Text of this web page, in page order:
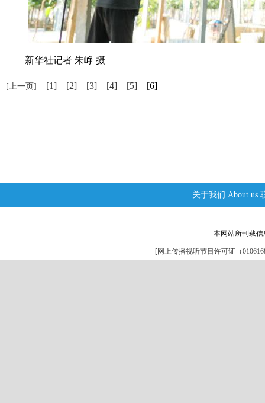
新华社记者 朱峥 摄
[上一页] [1] [2] [3] [4] [5] [6]
关于我们 About us
本网站所刊载
[网上传播视听节目许可证（